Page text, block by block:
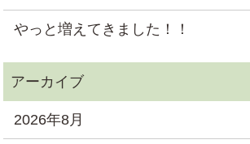
やっと増えてきました！！
2026年8月